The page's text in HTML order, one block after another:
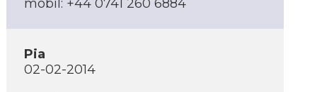
mobil: +44 0741 260 6884
Pia
02-02-2014